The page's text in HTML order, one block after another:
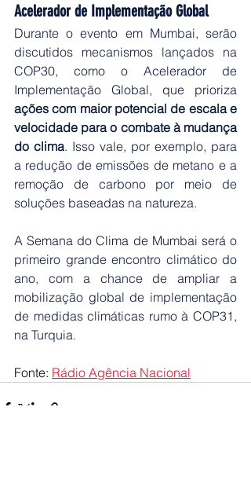
Acelerador de Implementação Global
Durante o evento em Mumbai, serão
discutidos mecanismos lançados na
COP30, como o Acelerador de
ações com maior potencial de escala e
velocidade para o combate à mudança
do clima. Isso vale, por exemplo, para
a redução de emissões de metano e a
remoção de carbono por meio de
soluções baseadas na natureza.
A Semana do Clima de Mumbai será o
primeiro grande encontro climático do
ano, com a chance de ampliar a
mobilização global de implementação
de medidas climáticas rumo à COP31,
na Turquia.
Fonte: Rádio Agência Nacional